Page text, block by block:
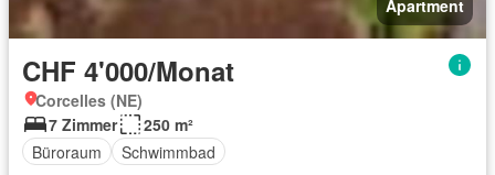
Apartment
CHF 4'000/Monat
Corcelles (NE)
7 Zimmer
250 m²
Büroraum
Schwimmbad